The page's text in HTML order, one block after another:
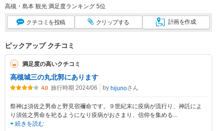
高槻・島本 観光 満足度ランキング 5位
クチコミ を投稿 クリップする 計画を作成
ピックアップ クチコミ
満足度の高いクチコミ
高槻城三の丸北郭にあります
4.0 旅行時期 2024/06 by hijunoさん
祭神は須佐之男命と野見宿禰命です。９世紀末に疫病が流行り、神託によ
り須佐之男命を祀るようになり疫病がおさまり、信仰を集める...
続きを読む